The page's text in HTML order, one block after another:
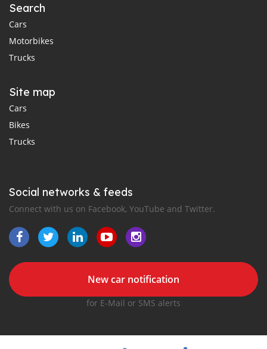
Search
Cars
Motorbikes
Trucks
Site map
Cars
Bikes
Trucks
Social networks & feeds
Connect with us on Facebook, YouTube and Twitter.
New car notification
for E-Mail or SMS alerts